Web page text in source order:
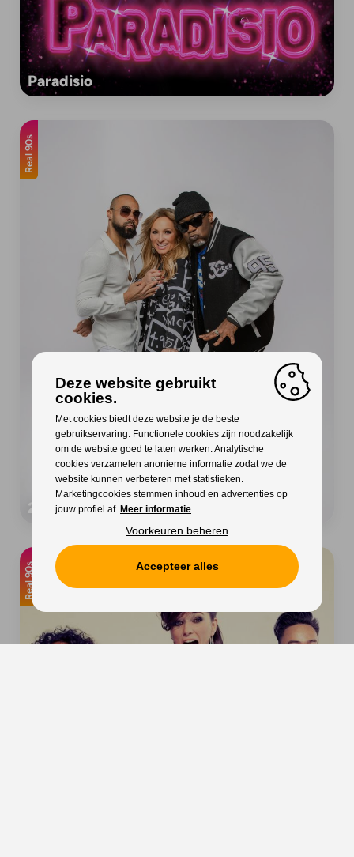
Paradisio
Real 90s
2 Brothers On The 4th Floor
Real 90s
Deze website gebruikt
cookies.
Met cookies biedt deze website je de beste
gebruikservaring. Functionele cookies zijn noodzakelijk
om de website goed te laten werken. Analytische
cookies verzamelen anonieme informatie zodat we de
website kunnen verbeteren met statistieken.
Marketingcookies stemmen inhoud en advertenties op
jouw profiel af. Meer informatie
Voorkeuren beheren
Accepteer alles